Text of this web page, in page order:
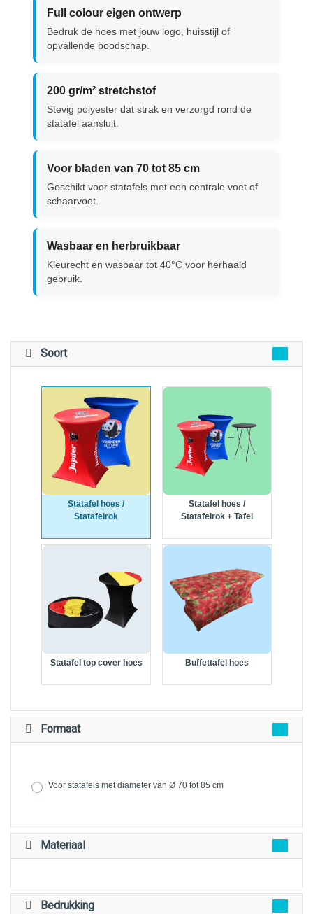
Full colour eigen ontwerp
Bedruk de hoes met jouw logo, huisstijl of
opvallende boodschap.
200 gr/m² stretchstof
Stevig polyester dat strak en verzorgd rond de
statafel aansluit.
Voor bladen van 70 tot 85 cm
Geschikt voor statafels met een centrale voet of
schaarvoet.
Wasbaar en herbruikbaar
Kleurecht en wasbaar tot 40°C voor herhaald
gebruik.
Soort
Statafel hoes /
Statafelrok
Statafel hoes /
Statafelrok + Tafel
Statafel top cover hoes Buffettafel hoes
Formaat
Voor statafels met diameter van Ø 70 tot 85 cm
Materiaal
Bedrukking